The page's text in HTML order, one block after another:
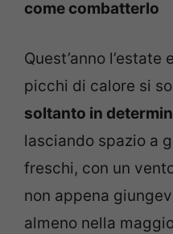
come combatterlo
Quest’anno
picchi di calore si
soltanto in
lasciando spazio a
freschi, con un
non appena
almeno nella